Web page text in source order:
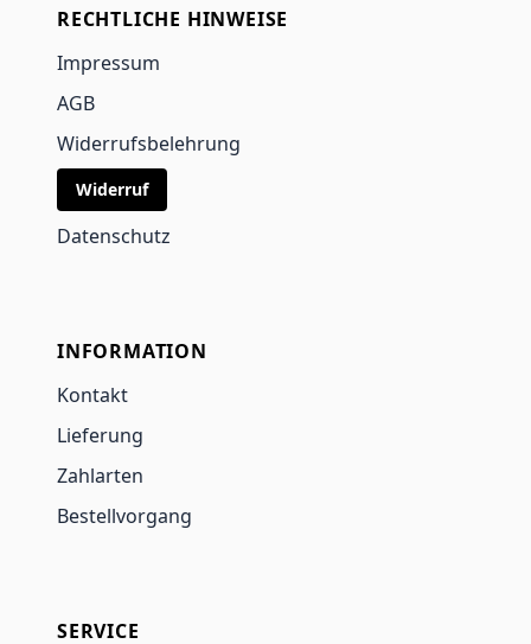
RECHTLICHE HINWEISE
Impressum
AGB
Widerrufsbelehrung
Widerruf
Datenschutz
INFORMATION
Kontakt
Lieferung
Zahlarten
Bestellvorgang
SERVICE